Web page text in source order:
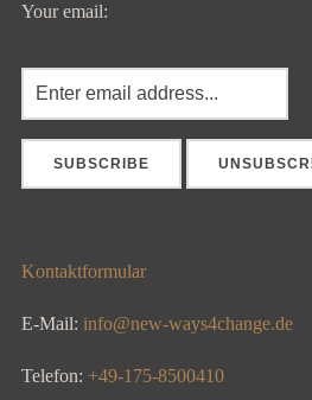
Your email:
Kontaktformular
E-Mail: info@new-ways4change.de
Telefon: +49-175-8500410